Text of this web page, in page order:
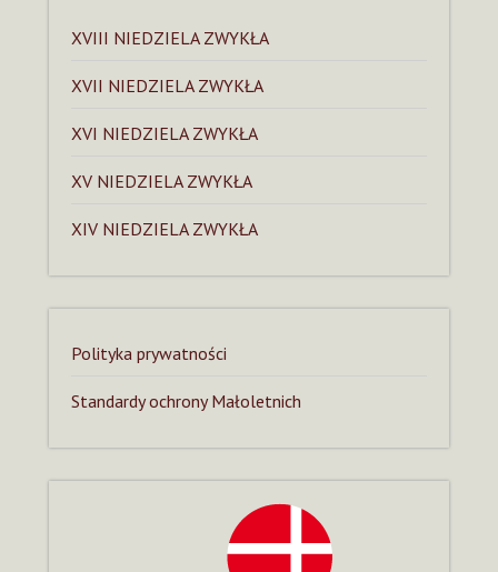
XVIII NIEDZIELA ZWYKŁA
XVII NIEDZIELA ZWYKŁA
XVI NIEDZIELA ZWYKŁA
XV NIEDZIELA ZWYKŁA
XIV NIEDZIELA ZWYKŁA
Polityka prywatności
Standardy ochrony Małoletnich